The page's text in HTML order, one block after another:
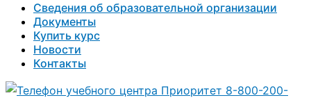
Сведения об образовательной организации
Документы
Купить курс
Новости
Контакты
8-800-200-